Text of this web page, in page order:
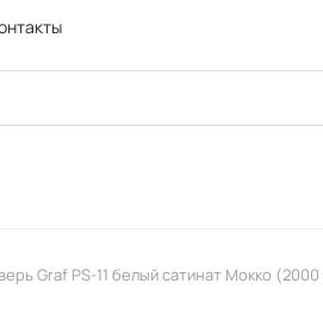
Graf PS-11 белый сатинат Мокко